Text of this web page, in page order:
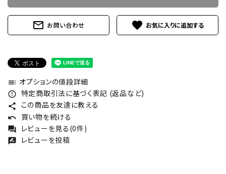
mail_outline お問い合わせ favorite
toc オプションの値段詳細
error_outline 特定商取引法に基づく表記 (返品など)
share この商品を友達に教える
undo 買い物を続ける
forum レビューを見る(0件)
rate_review レビューを投稿